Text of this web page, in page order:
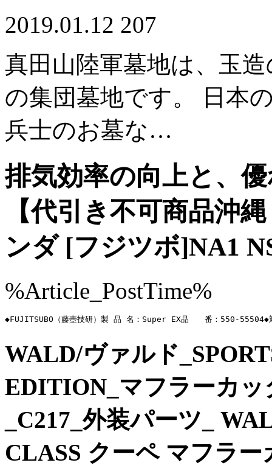
2019.01.12 207
真田山陸軍墓地は、玉
の集団墓地です。 日本
兵士のお墓な…
排気効率の向上と、
【代引き不可商品沖
ンダ [フジツボ]NA1
%Article_PostTime%
◆FUJITSUBO（藤壺技研）製 品 名：Super EX品　　番：550-55504◆
WALD/ヴァルド
EDITION_マフラーカ
_C217_外装パーツ_
CLASS クーペ マフラ